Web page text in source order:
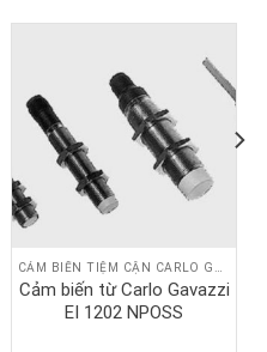
Cảm biến từ Carlo Gavazzi
EI 1202 NPOSS